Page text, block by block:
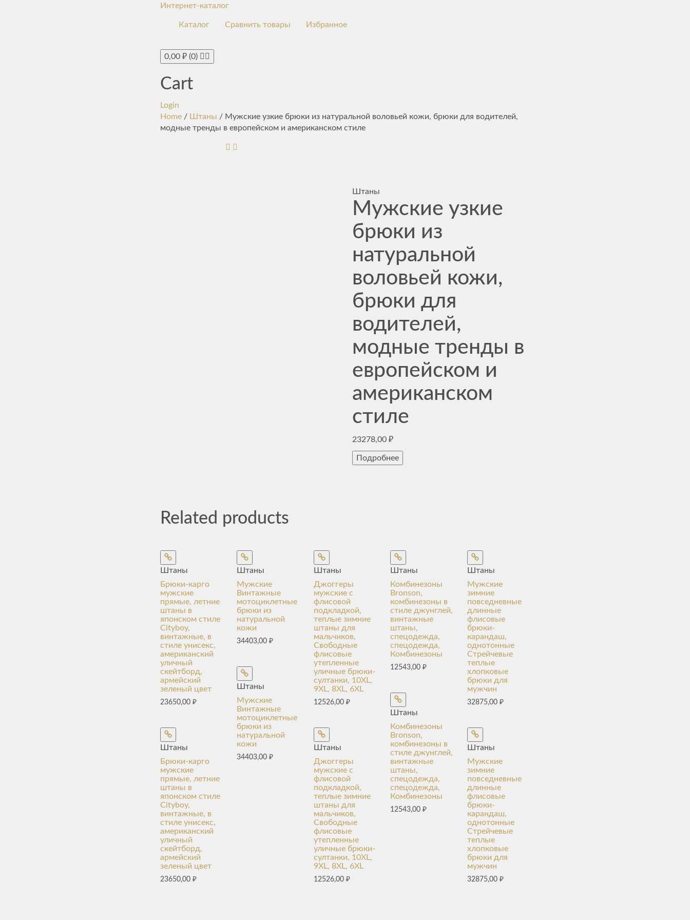
Интернет-каталог
Каталог Сравнить товары Избранное
0,00 ₽ (0)
Cart
Login
Home / Штаны / Мужские узкие брюки из натуральной воловьей кожи, брюки для водителей,
модные тренды в европейском и американском стиле
Штаны
Мужские узкие
брюки из
натуральной
воловьей кожи,
брюки для
водителей,
модные тренды в
европейском и
американском
стиле
23278,00₽
Подробнее
Related products
Штаны
Брюки-карго
мужские
прямые, летние
штаны в
японском стиле
Cityboy,
винтажные, в
стиле унисекс,
американский
уличный
скейтборд,
армейский
зеленый цвет
23650,00 ₽
Штаны
Брюки-карго
мужские
прямые, летние
штаны в
японском стиле
Cityboy,
винтажные, в
стиле унисекс,
американский
уличный
скейтборд,
армейский
зеленый цвет
23650,00 ₽
Штаны
Мужские
Винтажные
мотоциклетные
брюки из
натуральной
кожи
34403,00₽
Штаны
Мужские
Винтажные
мотоциклетные
брюки из
натуральной
кожи
34403,00₽
Штаны
Джоггеры
мужские с
флисовой
подкладкой,
теплые зимние
штаны для
мальчиков,
Свободные
флисовые
утепленные
уличные брюки-
султанки, 10XL,
9XL, 8XL, 6XL
12526,00 ₽
Штаны
Джоггеры
мужские с
флисовой
подкладкой,
теплые зимние
штаны для
мальчиков,
Свободные
флисовые
утепленные
уличные брюки-
султанки, 10XL,
9XL, 8XL, 6XL
12526,00 ₽
Штаны
Комбинезоны
Bronson,
комбинезоны в
стиле джунглей,
винтажные
штаны,
спецодежда,
спецодежда,
Комбинезоны
12543,00₽
Штаны
Комбинезоны
Bronson,
комбинезоны в
стиле джунглей,
винтажные
штаны,
спецодежда,
спецодежда,
Комбинезоны
12543,00₽
Штаны
Мужские
зимние
повседневные
длинные
флисовые
брюки-
карандаш,
однотонные
Стрейчевые
теплые
хлопковые
брюки для
мужчин
32875,00 ₽
Штаны
Мужские
зимние
повседневные
длинные
флисовые
брюки-
карандаш,
однотонные
Стрейчевые
теплые
хлопковые
брюки для
мужчин
32875,00 ₽